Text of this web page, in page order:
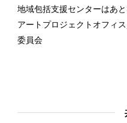
地域包括支援センターはあ
アートプロジェクトオフィ
委員会